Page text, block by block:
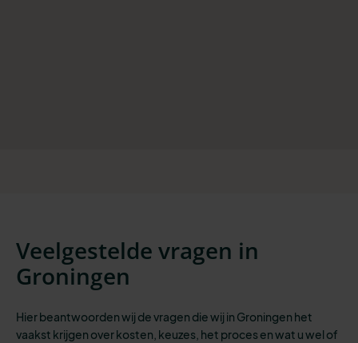
Veelgestelde vragen in
Groningen
Hier beantwoorden wij de vragen die wij in Groningen het
vaakst krijgen over kosten, keuzes, het proces en wat u wel of